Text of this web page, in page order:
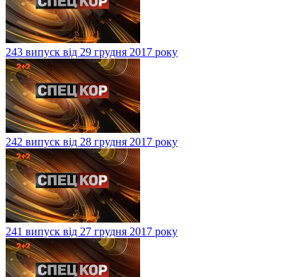
243 випуск від 29 грудня 2017 року
242 випуск від 28 грудня 2017 року
241 випуск від 27 грудня 2017 року